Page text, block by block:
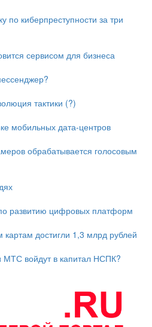
по киберпреступности за три
сервисом для бизнеса
тактики (?)
мобильных дата-центров
обрабатывается голосовым
развитию цифровых платформ
достигли 1,3 млрд рублей
МТС войдут в капитал НСПК?